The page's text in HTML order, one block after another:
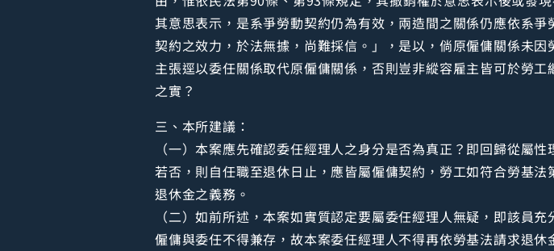
其意思表示，是系爭勞動契約仍為有效，兩造間之關係仍應依系
契約之效力，於法無據，尚難採信。」，是以，倘原僱傭關係未
主張逕以委任關係取代原僱傭關係，否則豈非縱容雇主皆可於勞
之實？
三、本所建議：
（一）本案應先確認委任經理人之身分是否為真正？即回歸從屬
若否，則自任職至退休日止，應皆屬僱傭契約，勞工如符合勞基
退休金之義務。
（二）如前所述，本案如實質認定要屬委任經理人無疑，即該員
僱傭與委任不得兼存，故本案委任經理人不得再依勞基法請求退休